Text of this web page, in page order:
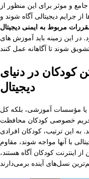
و موثر برای این منظور از
جرایم دیجیتالی آگاه شوند و
مربوط به ایمنی دیجیتال
در این زمینه باید آموزش های
کودکان در دنیای
دیجیتال
یا مؤسسات آموزشی، بلکه کل
حریم خصوصی کودکان محافظت
به این ترتیب، کودکان افرادی
با آنها مواجه شوند، مقاوم
کودکان آگاه هستند،